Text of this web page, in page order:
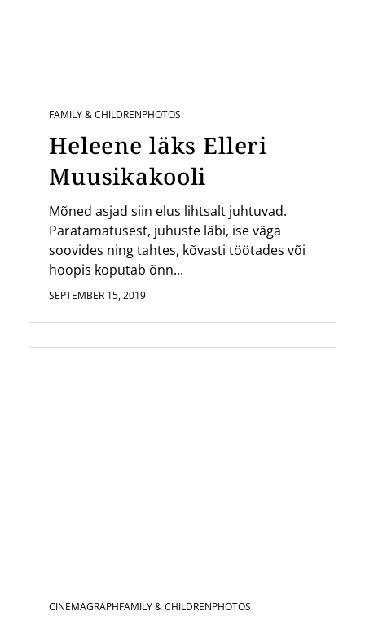
FAMILY & CHILDRENPHOTOS
Heleene läks Elleri
Muusikakooli
Mõned asjad siin elus lihtsalt juhtuvad.
Paratamatusest, juhuste läbi, ise väga
soovides ning tahtes, kõvasti töötades või
hoopis koputab õnn...
SEPTEMBER 15, 2019
CINEMAGRAPHFAMILY & CHILDRENPHOTOS